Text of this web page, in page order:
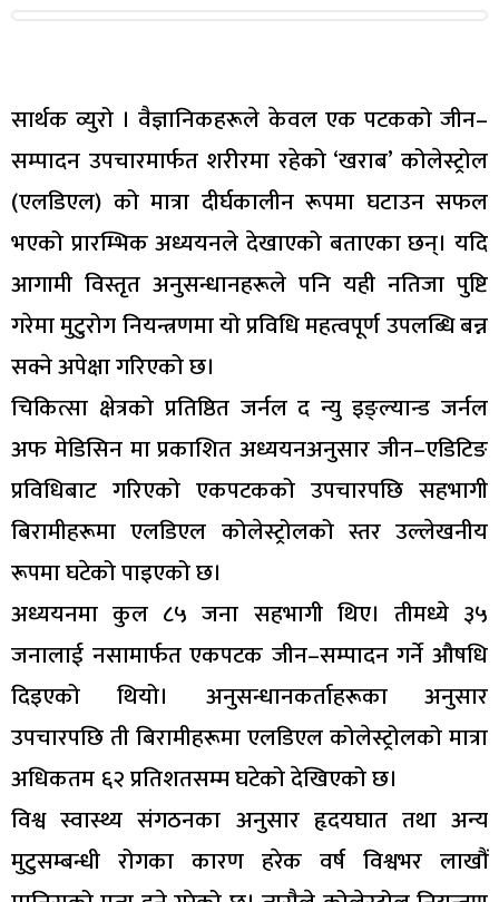
सार्थक व्युरो । वैज्ञानिकहरूले केवल एक पटकको जीन–
सम्पादन उपचारमार्फत शरीरमा रहेको ‘खराब’ कोलेस्ट्रोल
(एलडिएल) को मात्रा दीर्घकालीन रूपमा घटाउन सफल
भएको प्रारम्भिक अध्ययनले देखाएको बताएका छन्। यदि
आगामी विस्तृत अनुसन्धानहरूले पनि यही नतिजा पुष्टि
गरेमा मुटुरोग नियन्त्रणमा यो प्रविधि महत्वपूर्ण उपलब्धि बन्न
सक्ने अपेक्षा गरिएको छ।
चिकित्सा क्षेत्रको प्रतिष्ठित जर्नल द न्यु इङ्ल्यान्ड जर्नल
अफ मेडिसिन मा प्रकाशित अध्ययनअनुसार जीन–एडिटिङ
प्रविधिबाट गरिएको एकपटकको उपचारपछि सहभागी
बिरामीहरूमा एलडिएल कोलेस्ट्रोलको स्तर उल्लेखनीय
रूपमा घटेको पाइएको छ।
अध्ययनमा कुल ८५ जना सहभागी थिए। तीमध्ये ३५
जनालाई नसामार्फत एकपटक जीन–सम्पादन गर्ने औषधि
दिइएको थियो। अनुसन्धानकर्ताहरूका अनुसार
उपचारपछि ती बिरामीहरूमा एलडिएल कोलेस्ट्रोलको मात्रा
अधिकतम ६२ प्रतिशतसम्म घटेको देखिएको छ।
विश्व स्वास्थ्य संगठनका अनुसार हृदयघात तथा अन्य
मुटुसम्बन्धी रोगका कारण हरेक वर्ष विश्वभर लाखौं